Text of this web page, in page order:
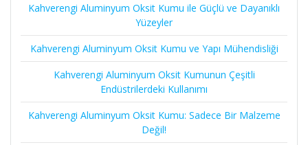
Kahverengi Aluminyum Oksit Kumu ile Güçlü ve Dayanıklı
Yüzeyler
Kahverengi Aluminyum Oksit Kumu ve Yapı Mühendisliği
Kahverengi Aluminyum Oksit Kumunun Çeşitli
Endüstrilerdeki Kullanımı
Kahverengi Aluminyum Oksit Kumu: Sadece Bir Malzeme
Değil!